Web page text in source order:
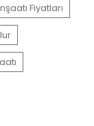
Fiyatları